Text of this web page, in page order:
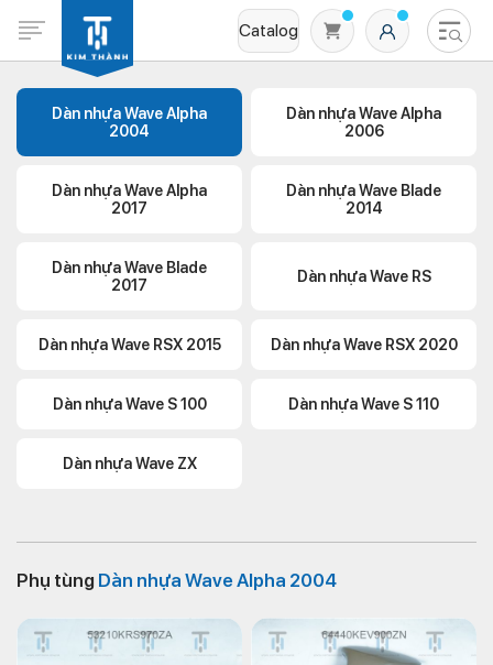
Catalog
Dàn nhựa Wave Alpha
2004
Dàn nhựa Wave Alpha
2006
Dàn nhựa Wave Alpha
2017
Dàn nhựa Wave Blade
2014
Dàn nhựa Wave Blade
2017
Dàn nhựa Wave RS
Dàn nhựa Wave RSX 2015 Dàn nhựa Wave RSX 2020
Dàn nhựa Wave S 100 Dàn nhựa Wave S 110
Dàn nhựa Wave ZX
Phụ tùng Dàn nhựa Wave Alpha 2004